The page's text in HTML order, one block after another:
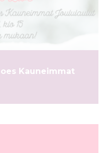
Kauneimmat